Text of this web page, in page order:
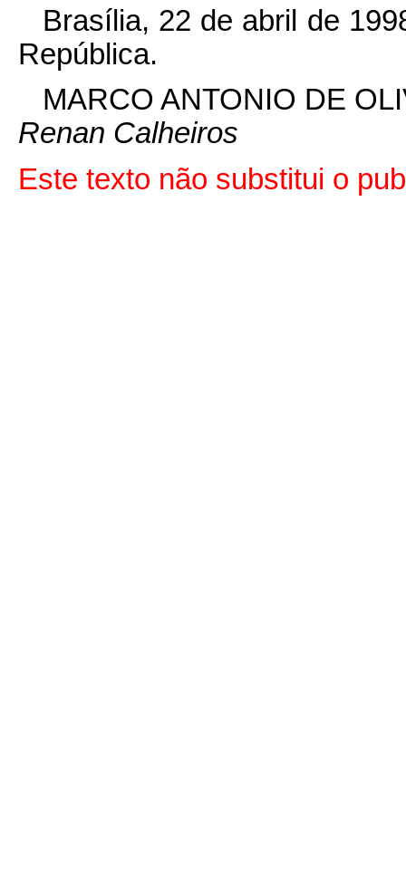
Brasília, 22 de abril de
República.
MARCO ANTONIO DE
Renan Calheiros
Este texto não substitui o